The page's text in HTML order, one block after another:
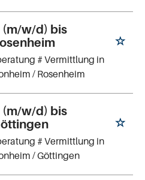
w/d) bis
# Vermittlung in
/ Rosenheim
w/d) bis
# Vermittlung in
/ Göttingen